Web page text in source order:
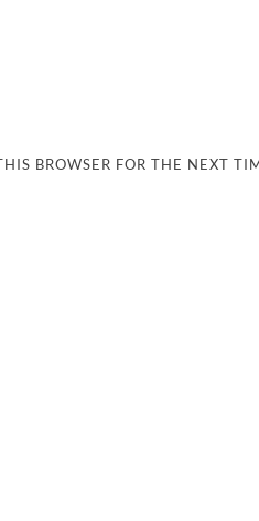
BROWSER FOR THE NEXT